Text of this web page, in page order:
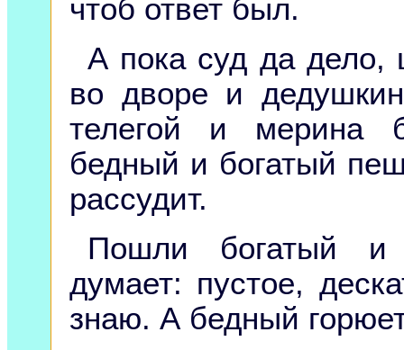
чтоб ответ был.
А пока суд да дело,
во дворе и
телегой и мерина
бедный и богатый
рассудит.
Пошли богатый и
думает: пустое,
знаю. А бедный